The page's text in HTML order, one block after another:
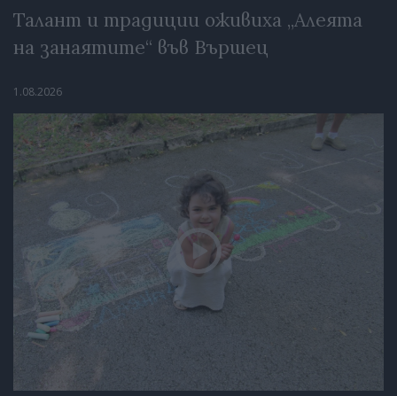
Талант и традиции оживиха „Алеята
на занаятите“ във Вършец
1.08.2026